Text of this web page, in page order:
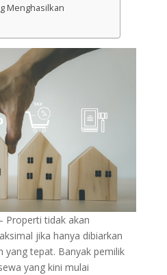
Menghasilkan
Properti tidak akan
jika hanya dibiarkan
yang tepat. Banyak pemilik
yang kini mulai